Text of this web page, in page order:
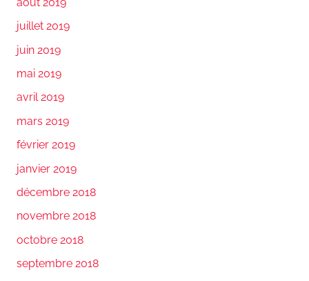
juillet 2019
juin 2019
mai 2019
avril 2019
mars 2019
février 2019
janvier 2019
décembre 2018
novembre 2018
octobre 2018
septembre 2018